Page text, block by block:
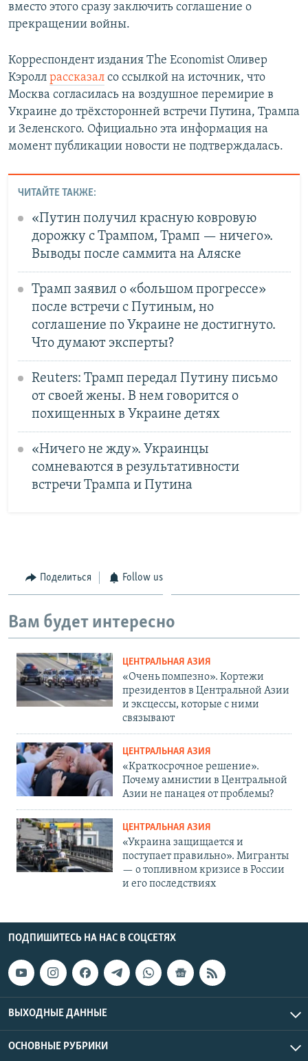
вместо этого сразу заключить соглашение о
прекращении войны.
Корреспондент издания The Economist Оливер
Кэролл рассказал со ссылкой на источник, что
Москва согласилась на воздушное перемирие в
Украине до трёхсторонней встречи Путина, Трампа
и Зеленского. Официально эта информация на
момент публикации новости не подтверждалась.
ЧИТАЙТЕ ТАКЖЕ:
«Путин получил красную ковровую
дорожку с Трампом, Трамп — ничего».
Выводы после саммита на Аляске
Трамп заявил о «большом прогрессе»
после встречи с Путиным, но
соглашение по Украине не достигнуто.
Что думают эксперты?
Reuters: Трамп передал Путину письмо
от своей жены. В нем говорится о
похищенных в Украине детях
«Ничего не жду». Украинцы
сомневаются в результативности
встречи Трампа и Путина
Поделиться Follow us
Вам будет интересно
ЦЕНТРАЛЬНАЯ АЗИЯ
«Очень помпезно». Кортежи
президентов в Центральной Азии
и эксцессы, которые с ними
связывают
ЦЕНТРАЛЬНАЯ АЗИЯ
«Краткосрочное решение».
Почему амнистии в Центральной
Азии не панацея от проблемы?
ЦЕНТРАЛЬНАЯ АЗИЯ
«Украина защищается и
поступает правильно». Мигранты
— о топливном кризисе в России
и его последствиях
ПОДПИШИТЕСЬ НА НАС В СОЦСЕТЯХ
ВЫХОДНЫЕ ДАННЫЕ
ОСНОВНЫЕ РУБРИКИ